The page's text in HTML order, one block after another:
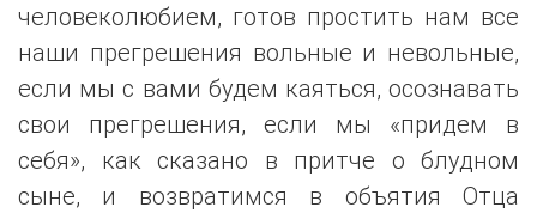
человеколюбием, готов простить нам все
наши прегрешения вольные и невольные,
если мы с вами будем каяться, осознавать
свои прегрешения, если мы «придем в
себя», как сказано в притче о блудном
сыне, и возвратимся в объятия Отца